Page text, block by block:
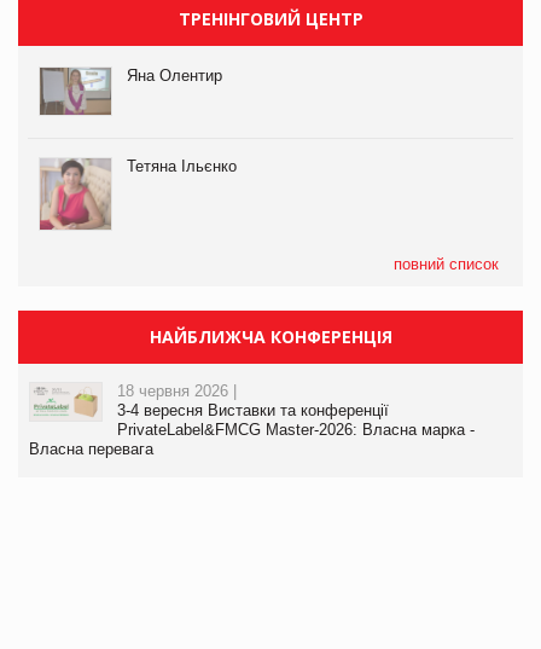
ТРЕНІНГОВИЙ ЦЕНТР
Яна Олентир
Тетяна Ільєнко
повний список
НАЙБЛИЖЧА КОНФЕРЕНЦІЯ
18 червня 2026 |
3-4 вересня Виставки та конференції
PrivateLabel&FMCG Master-2026: Власна марка -
Власна перевага